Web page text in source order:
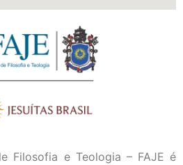
Filosofia e Teologia – FAJE é